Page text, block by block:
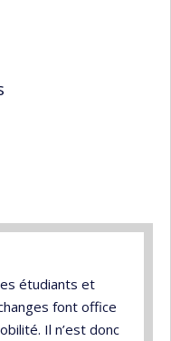
étudiants et
font office
Il n’est donc